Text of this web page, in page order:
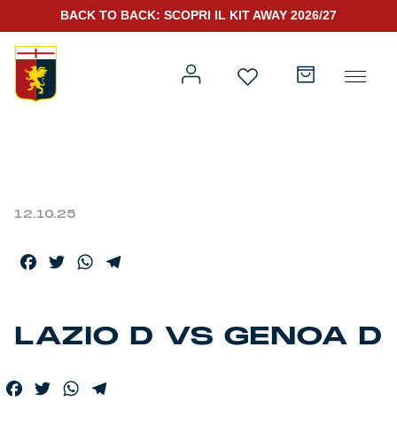
Genoa for Special
Kit Gara 25/26
BACK TO BACK: SCOPRI IL KIT AWAY 2026/27
12.10.25
Facebook
TwitterWhatsApp
LAZIO D VS GENOA D
Facebook
TwitterWhatsApp